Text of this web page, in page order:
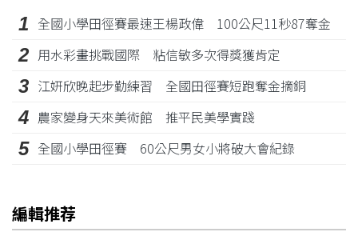
1 全國小學田徑賽最速王楊政偉 100公尺11秒87奪金
2 用水彩畫挑戰國際 粘信敏多次得獎獲肯定
3 江姸欣晚起步勤練習 全國田徑賽短跑奪金摘銅
4 農家變身天來美術館 推平民美學實踐
5 全國小學田徑賽 60公尺男女小將破大會紀錄
編輯推荐